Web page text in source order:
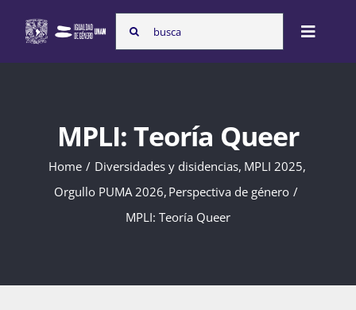
content
Search
for:
Toggle
Nosotras
Programas
Atención de la violencia de género
MPLI: Teoría Queer
Home Diversidades y disidencias MPLI 2025
Orgullo PUMA 2026 Perspectiva de género
MPLI: Teoría Queer